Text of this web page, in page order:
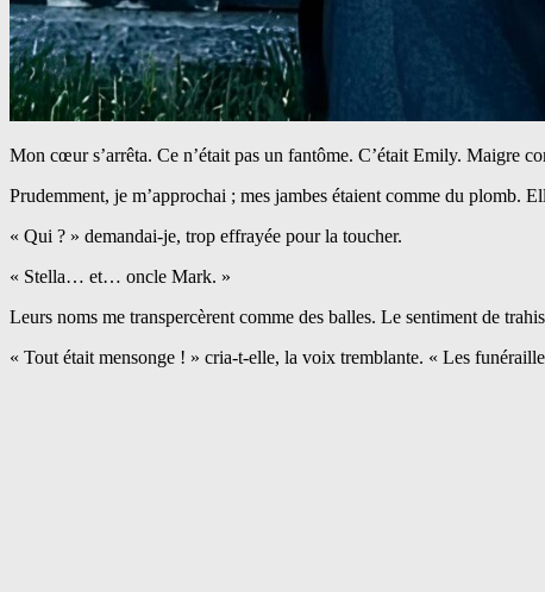
Mon cœur s’arrêta. Ce n’était pas un fantôme. C’était Emily. Maigre
Prudemment, je m’approchai ; mes jambes étaient comme du plomb.
« Qui ? » demandai-je, trop effrayée pour la toucher.
« Stella… et… oncle Mark. »
Leurs noms me transpercèrent comme des balles. Le sentiment de
« Tout était mensonge ! » cria-t-elle, la voix tremblante. « Les